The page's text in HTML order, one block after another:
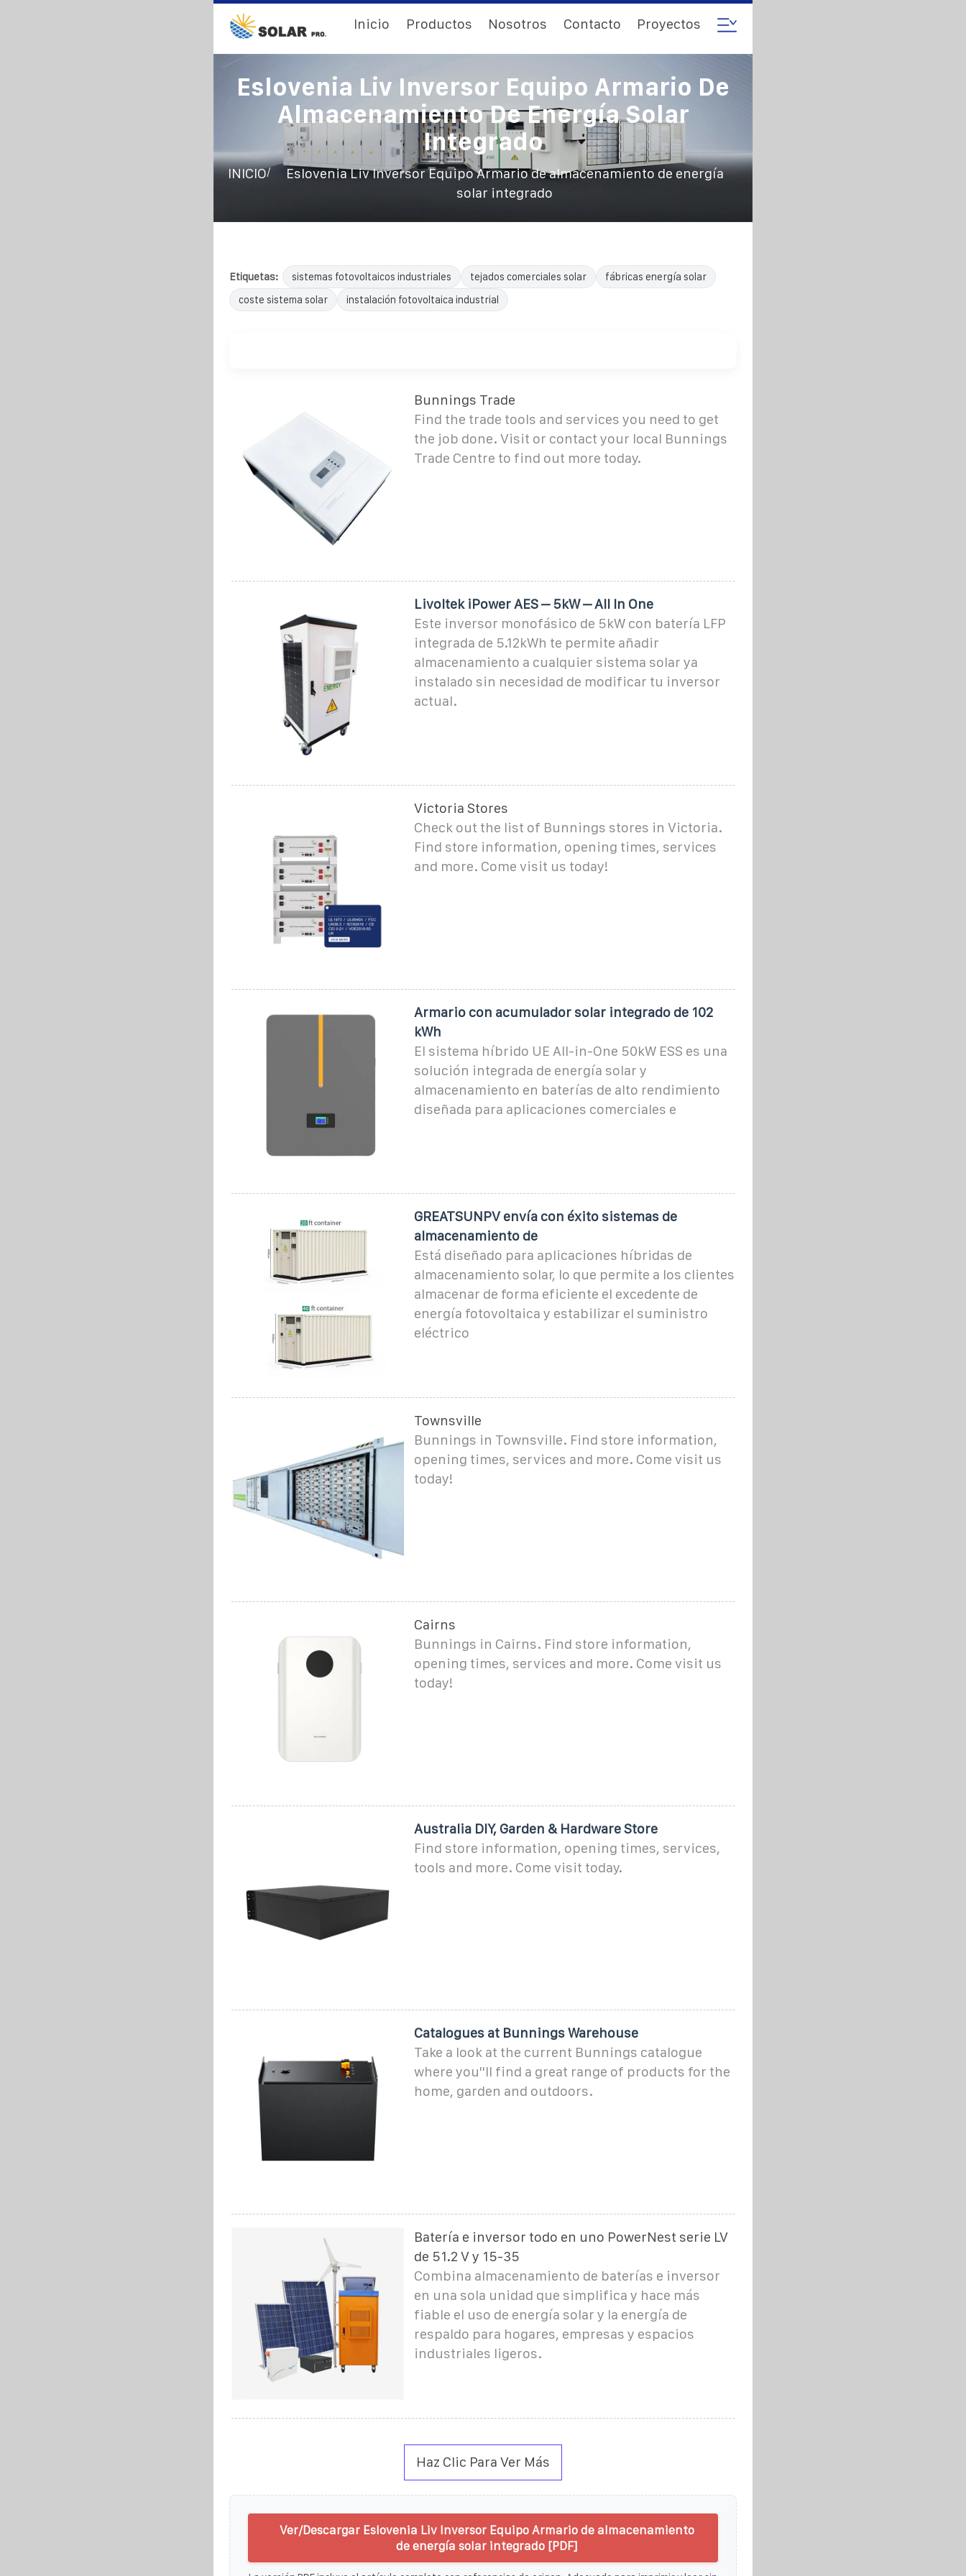
Inicio Productos Nosotros Contacto Proyectos
Eslovenia Liv Inversor Equipo Armario De
Almacenamiento De Energía Solar
Integrado
INICIO/
Eslovenia Liv Inversor Equipo Armario de almacenamiento de energía
solar integrado
Etiquetas: sistemas fotovoltaicos industriales tejados comerciales solar
fábricas energía solar
coste sistema solar
instalación fotovoltaica industrial
Bunnings Trade
Find the trade tools and services you need to get
the job done. Visit or contact your local Bunnings
Trade Centre to find out more today.
Livoltek iPower AES – 5kW – All In One
Este inversor monofásico de 5kW con batería LFP
integrada de 5.12kWh te permite añadir
almacenamiento a cualquier sistema solar ya
instalado sin necesidad de modificar tu inversor
actual.
Victoria Stores
Check out the list of Bunnings stores in Victoria.
Find store information, opening times, services
and more. Come visit us today!
Armario con acumulador solar integrado de 102
kWh
El sistema híbrido UE All-in-One 50kW ESS es una
solución integrada de energía solar y
almacenamiento en baterías de alto rendimiento
diseñada para aplicaciones comerciales e
GREATSUNPV envía con éxito sistemas de
almacenamiento de
Está diseñado para aplicaciones híbridas de
almacenamiento solar, lo que permite a los clientes
almacenar de forma eficiente el excedente de
energía fotovoltaica y estabilizar el suministro
eléctrico
Townsville
Bunnings in Townsville. Find store information,
opening times, services and more. Come visit us
today!
Cairns
Bunnings in Cairns. Find store information,
opening times, services and more. Come visit us
today!
Australia DIY, Garden & Hardware Store
Find store information, opening times, services,
tools and more. Come visit today.
Catalogues at Bunnings Warehouse
Take a look at the current Bunnings catalogue
where you''ll find a great range of products for the
home, garden and outdoors.
Batería e inversor todo en uno PowerNest serie LV
de 51.2 V y 15-35
Combina almacenamiento de baterías e inversor
en una sola unidad que simplifica y hace más
fiable el uso de energía solar y la energía de
respaldo para hogares, empresas y espacios
industriales ligeros.
Haz Clic Para Ver Más
Ver/Descargar Eslovenia Liv Inversor Equipo Armario de almacenamiento
de energía solar integrado [PDF]